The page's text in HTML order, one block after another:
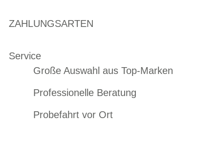
ZAHLUNGSARTEN
Service
Große Auswahl aus Top-Marken
Professionelle Beratung
Probefahrt vor Ort